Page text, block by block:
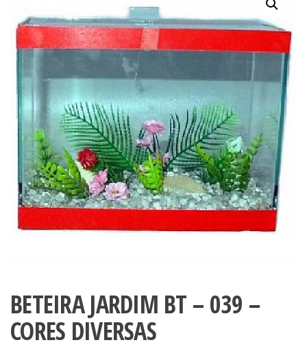
BETEIRA JARDIM BT – 039 –
CORES DIVERSAS